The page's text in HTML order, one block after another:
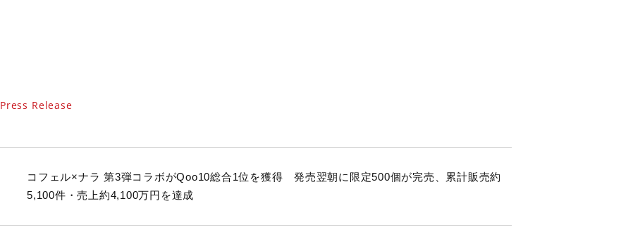
Press Release
コフェル×ナラ 第3弾コラボがQoo10総合1位を獲得 発売翌朝に限定500個が完売、累計販売約
5,100件・売上約4,100万円を達成